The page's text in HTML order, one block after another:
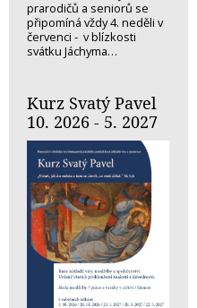
prarodičů a seniorů se
připomíná vždy 4. neděli v
červenci - v blízkosti
svátku Jáchyma…
Kurz Svatý Pavel
10. 2026 - 5. 2027